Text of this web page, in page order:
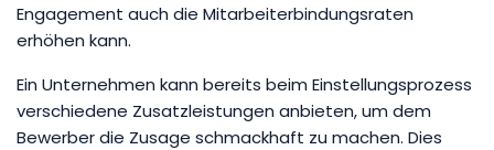
Engagement auch die Mitarbeiterbindungsraten
erhöhen kann.
Ein Unternehmen kann bereits beim Einstellungsprozess
verschiedene Zusatzleistungen anbieten, um dem
Bewerber die Zusage schmackhaft zu machen. Dies